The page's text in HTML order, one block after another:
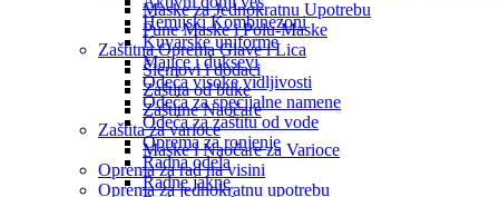
Maske za Jednokratnu Upotrebu
Pune Maske i Polu-Maske
Zaštitna Oprema Glave i Lica
Šlemovi i dodaci
Zaštita od buke
Zaštitne Naočare
Zaštita za varioce
Maske i Naočare za Varioce
Oprema za rad na visini
Oprema za jednokratnu upotrebu
Hemijski Kombinezoni
Kuvarske uniforme
Majice i duksevi
Odeća visoke vidljivosti
Odeća za specijalne namene
Odeća za zaštitu od vode
Oprema za ronjenje
Radna odela
Radne jakne